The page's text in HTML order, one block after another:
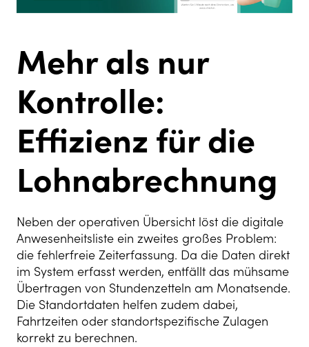
Mehr als nur
Kontrolle:
Effizienz für die
Lohnabrechnung
Neben der operativen Übersicht löst die digitale
Anwesenheitsliste ein zweites großes Problem:
die fehlerfreie Zeiterfassung. Da die Daten direkt
im System erfasst werden, entfällt das mühsame
Übertragen von Stundenzetteln am Monatsende.
Die Standortdaten helfen zudem dabei,
Fahrtzeiten oder standortspezifische Zulagen
korrekt zu berechnen.